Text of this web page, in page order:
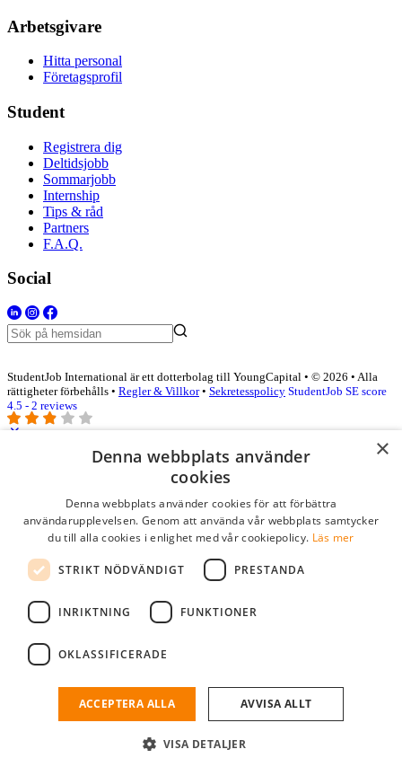
Arbetsgivare
Hitta personal
Företagsprofil
Student
Registrera dig
Deltidsjobb
Sommarjobb
Internship
Tips & råd
Partners
F.A.Q.
Social
StudentJob International är ett dotterbolag till YoungCapital • © 2026 • Alla
rättigheter förbehålls • Regler & Villkor• Sekretesspolicy StudentJob SE score
4.5 - 2 reviews
Logga in som företag
Lösenord
kom ihåg mig
logga in
Kostnadsfri företagsprofil
och söka efter passande kandidater till ditt företag.
×
Denna webbplats använder
cookies
Denna webbplats använder cookies för att förbättra
användarupplevelsen. Genom att använda vår webbplats samtycker
du till alla cookies i enlighet med vår cookiepolicy. Läs mer
STRIKT NÖDVÄNDIGT PRESTANDA
INRIKTNING FUNKTIONER
OKLASSIFICERADE
ACCEPTERA ALLA AVVISA ALLT
VISA DETALJER